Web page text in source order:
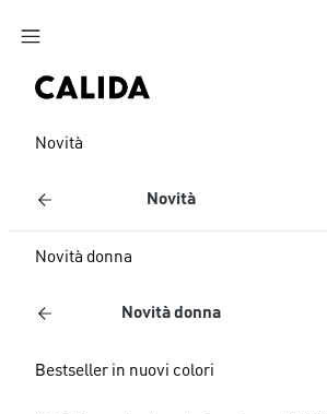
Vai al contenuto principale
Novità
Novità
Novità donna
Novità donna
Bestseller in nuovi colori